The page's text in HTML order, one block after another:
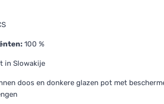
100 %
in Slowakije
doos en donkere glazen pot met